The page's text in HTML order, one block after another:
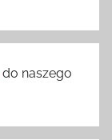
do naszego